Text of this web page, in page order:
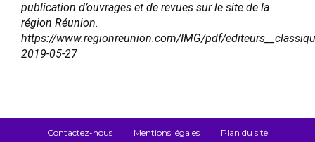
publication d’ouvrages et de revues sur le site de la
région Réunion.
https://www.regionreunion.com/IMG/pdf/
2019-05-27
Contactez-nous Mentions légales
Plan du site